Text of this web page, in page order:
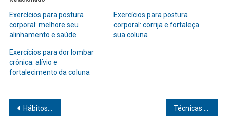
Exercícios para postura
corporal: melhore seu
alinhamento e saúde
Exercícios para postura
corporal: corrija e fortaleça
sua coluna
Exercícios para dor lombar
crônica: alívio e
fortalecimento da coluna
Navegação
Hábitos diários para melhorar a qualidade de vida: transforme seu dia a dia